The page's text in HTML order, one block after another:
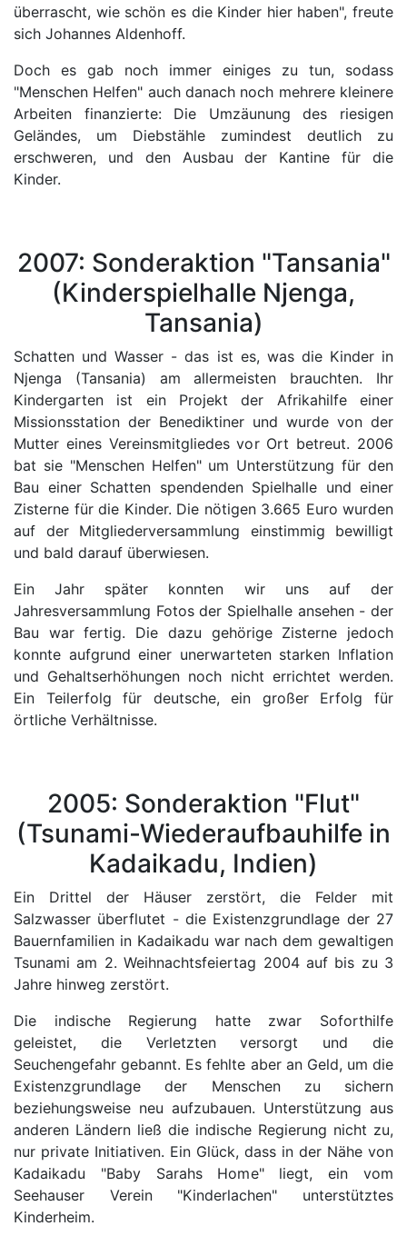
überrascht, wie schön es die Kinder hier haben", freute
sich Johannes Aldenhoff.
Doch es gab noch immer einiges zu tun, sodass
"Menschen Helfen" auch danach noch mehrere kleinere
Arbeiten finanzierte: Die Umzäunung des riesigen
Geländes, um Diebstähle zumindest deutlich zu
erschweren, und den Ausbau der Kantine für die
Kinder.
2007: Sonderaktion "Tansania"
(Kinderspielhalle Njenga,
Tansania)
Schatten und Wasser - das ist es, was die Kinder in
Njenga (Tansania) am allermeisten brauchten. Ihr
Kindergarten ist ein Projekt der Afrikahilfe einer
Missionsstation der Benediktiner und wurde von der
Mutter eines Vereinsmitgliedes vor Ort betreut. 2006
bat sie "Menschen Helfen" um Unterstützung für den
Bau einer Schatten spendenden Spielhalle und einer
Zisterne für die Kinder. Die nötigen 3.665 Euro wurden
auf der Mitgliederversammlung einstimmig bewilligt
und bald darauf überwiesen.
Ein Jahr später konnten wir uns auf der
Jahresversammlung Fotos der Spielhalle ansehen - der
Bau war fertig. Die dazu gehörige Zisterne jedoch
konnte aufgrund einer unerwarteten starken Inflation
und Gehaltserhöhungen noch nicht errichtet werden.
Ein Teilerfolg für deutsche, ein großer Erfolg für
örtliche Verhältnisse.
2005: Sonderaktion "Flut"
(Tsunami-Wiederaufbauhilfe in
Kadaikadu, Indien)
Ein Drittel der Häuser zerstört, die Felder mit
Salzwasser überflutet - die Existenzgrundlage der 27
Bauernfamilien in Kadaikadu war nach dem gewaltigen
Tsunami am 2. Weihnachtsfeiertag 2004 auf bis zu 3
Jahre hinweg zerstört.
Die indische Regierung hatte zwar Soforthilfe
geleistet, die Verletzten versorgt und die
Seuchengefahr gebannt. Es fehlte aber an Geld, um die
Existenzgrundlage der Menschen zu sichern
beziehungsweise neu aufzubauen. Unterstützung aus
anderen Ländern ließ die indische Regierung nicht zu,
nur private Initiativen. Ein Glück, dass in der Nähe von
Kadaikadu "Baby Sarahs Home" liegt, ein vom
Seehauser Verein "Kinderlachen" unterstütztes
Kinderheim.